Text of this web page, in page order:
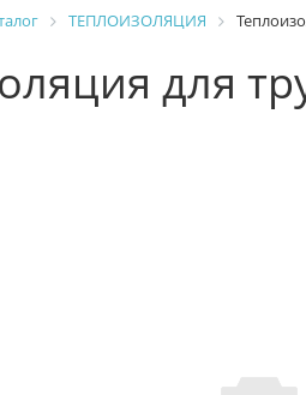
ТЕПЛОИЗОЛЯЦИЯ
для